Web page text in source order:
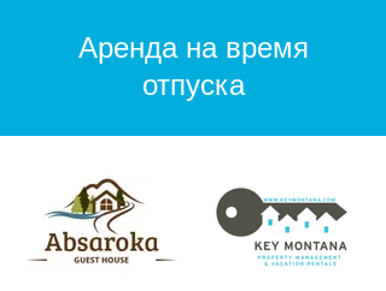
Аренда на время
отпуска